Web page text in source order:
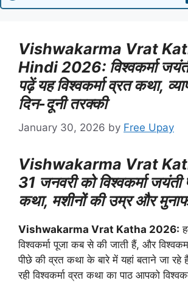
Vishwakarma Vrat
Hindi 2026: विश्वकर्मा
पढ़ें यह विश्वकर्मा व्रत कथा,
दिन-दूनी तरक्की
January 30, 2026 by Free Upay
Vishwakarma Vrat
31 जनवरी को विश्वकर्मा
कथा, मशीनों की उम्र और
Vishwakarma Vrat Katha 2026:
विश्वकर्मा पूजा कब से की जाती हैं, और
पीछे की व्रत कथा के बारे में यहां बताने जा रहे
रही विश्वकर्मा व्रत कथा का पाठ आपको